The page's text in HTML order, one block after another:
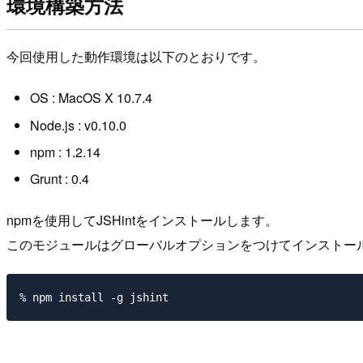
今回使用した動作環境は以下のとおりです。
OS : MacOS X 10.7.4
Node.js : v0.10.0
npm : 1.2.14
Grunt : 0.4
npmを使用してJSHintをインストールします。
このモジュールはグローバルオプションをつけてインストー